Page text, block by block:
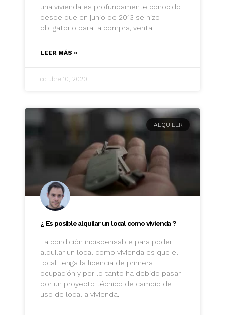
una vivienda es profundamente conocido
desde que en junio de 2013 se hizo
obligatorio para la compra, venta
LEER MÁS »
octubre 10, 2020
ALQUILER
¿ Es posible alquilar un local como vivienda ?
La condición indispensable para poder
alquilar un local como vivienda es que el
local tenga la licencia de primera
ocupación y por lo tanto ha debido pasar
por un proyecto técnico de cambio de
uso de local a vivienda.